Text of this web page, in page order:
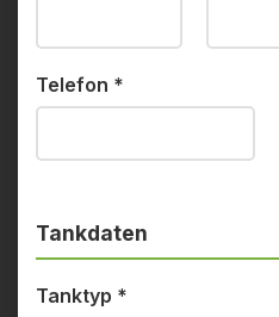
Telefon *
Tankdaten
Tanktyp *